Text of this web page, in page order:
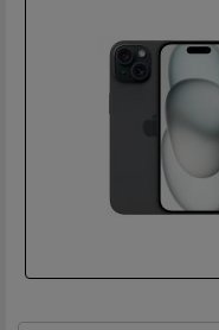
sur
la
même
page.